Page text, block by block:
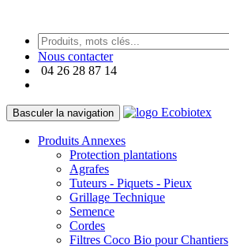
Nous contacter
04 26 28 87 14
Basculer la navigation
Produits Annexes
Protection plantations
Agrafes
Tuteurs - Piquets - Pieux
Grillage Technique
Semence
Cordes
Filtres Coco Bio pour Chantiers